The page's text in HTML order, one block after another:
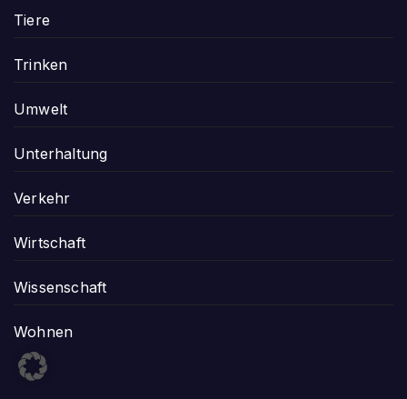
Tiere
Trinken
Umwelt
Unterhaltung
Verkehr
Wirtschaft
Wissenschaft
Wohnen